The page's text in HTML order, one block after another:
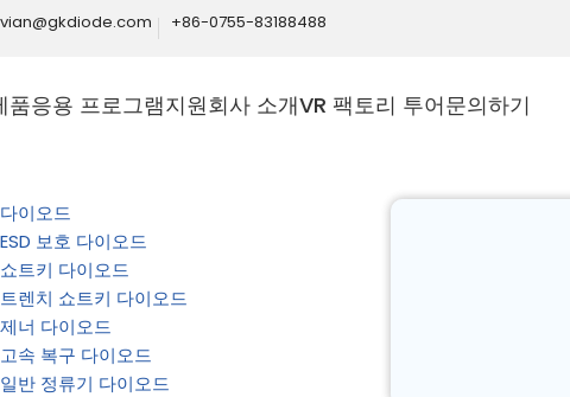
+86-0755-83188488
품응용 프로그램지원회사 소개VR 팩토리 투어문의하기
다이오드
ESD 보호 다이오드
쇼트키 다이오드
트렌치 쇼트키 다이오드
제너 다이오드
고속 복구 다이오드
일반 정류기 다이오드